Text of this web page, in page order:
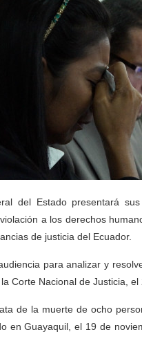
del Estado presentará
a los derechos
de justicia del Ecuador.
para analizar y
Corte Nacional de Justicia,
de la muerte de ocho
en Guayaquil, el 19 de